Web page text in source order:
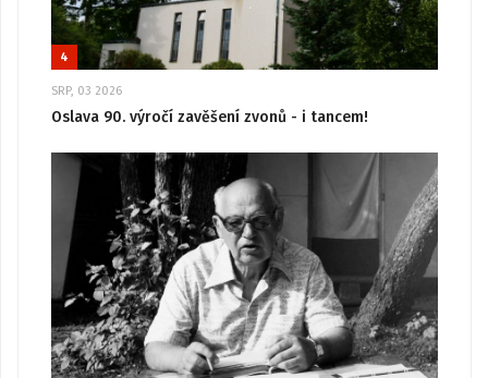
4
SRP, 03 2026
Oslava 90. výročí zavěšení zvonů - i tancem!